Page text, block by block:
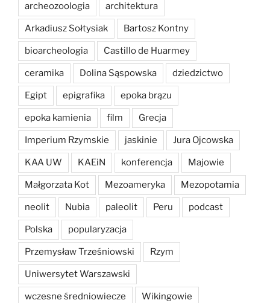
archeozoologia architektura
Arkadiusz Sołtysiak Bartosz Kontny
bioarcheologia Castillo de Huarmey
ceramika Dolina Sąspowska dziedzictwo
Egipt epigrafika epoka brązu
epoka kamienia film Grecja
Imperium Rzymskie jaskinie Jura Ojcowska
KAA UW KAEiN konferencja Majowie
Małgorzata Kot Mezoameryka Mezopotamia
neolit Nubia paleolit Peru podcast
Polska popularyzacja
Przemysław Trześniowski Rzym
Uniwersytet Warszawski
wczesne średniowiecze Wikingowie